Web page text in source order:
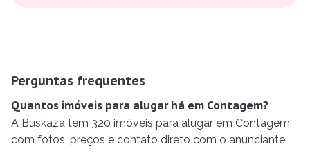
Perguntas frequentes
Quantos imóveis para alugar há em Contagem?
A Buskaza tem 320 imóveis para alugar em Contagem,
com fotos, preços e contato direto com o anunciante.